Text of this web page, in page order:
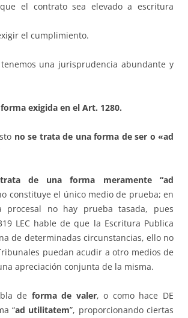
el contrato sea elevado a escritura
el cumplimiento.
una jurisprudencia abundante y
exigida en el Art. 1280.
no se trata de una forma de ser o «ad
de una forma meramente “ad
constituye el único medio de prueba; en
procesal no hay prueba tasada, pues
LEC hable de que la Escritura Publica
de determinadas circunstancias, ello no
puedan acudir a otro medios de
apreciación conjunta de la misma.
de forma de valer, o como hace DE
“ad utilitatem”, proporcionando ciertas